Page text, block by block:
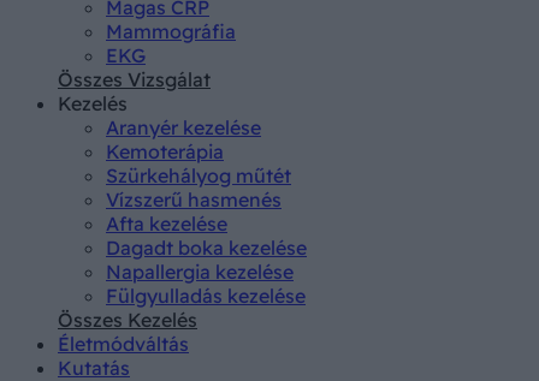
Magas CRP
Mammográfia
EKG
Összes Vizsgálat
Kezelés
Aranyér kezelése
Kemoterápia
Szürkehályog műtét
Vízszerű hasmenés
Afta kezelése
Dagadt boka kezelése
Napallergia kezelése
Fülgyulladás kezelése
Összes Kezelés
Életmódváltás
Kutatás